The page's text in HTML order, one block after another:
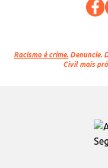
Racismo é crime. Denuncie.
Civil mais